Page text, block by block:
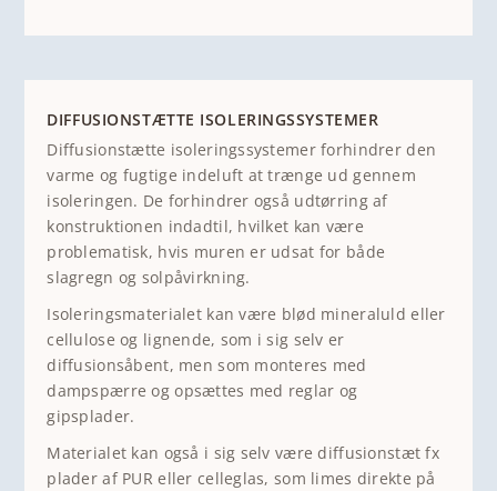
DIFFUSIONSTÆTTE ISOLERINGSSYSTEMER
Diffusionstætte isoleringssystemer forhindrer den
varme og fugtige indeluft at trænge ud gennem
isoleringen. De forhindrer også udtørring af
konstruktionen indadtil, hvilket kan være
problematisk, hvis muren er udsat for både
slagregn og solpåvirkning.
Isoleringsmaterialet kan være blød mineraluld eller
cellulose og lignende, som i sig selv er
diffusionsåbent, men som monteres med
dampspærre og opsættes med reglar og
gipsplader.
Materialet kan også i sig selv være diffusionstæt fx
plader af PUR eller celleglas, som limes direkte på